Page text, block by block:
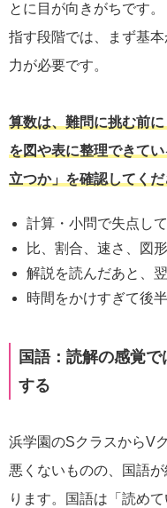
とに目が向きがちです
指す段階では、まず基
力が必要です。
算数は、難問に挑む前
を図や表に整理できて
立つか」を確認してくだ
計算・小問で失点し
比、割合、速さ、図
解説を読んだあと、
時間をかけすぎて後
国語：読解の感覚
する
浜学園のSクラスからV
悪くないものの、国語
ります。国語は「読め